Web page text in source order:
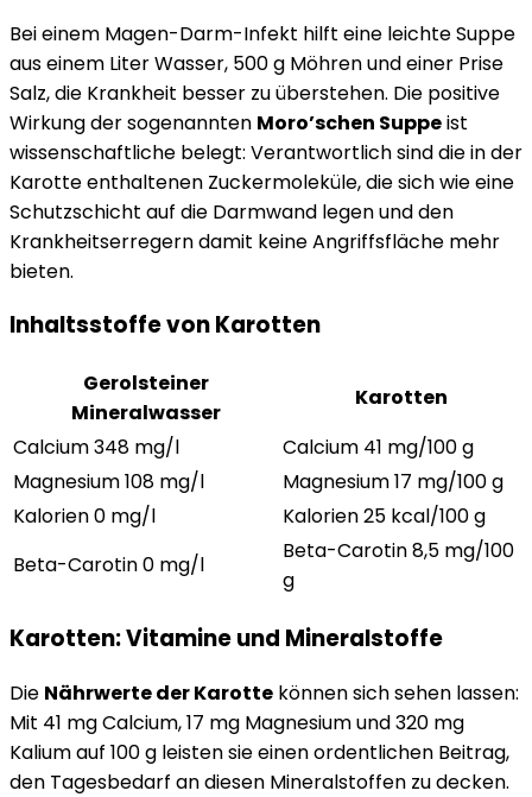
Bei einem Magen-Darm-Infekt hilft eine leichte Suppe
aus einem Liter Wasser, 500 g Möhren und einer Prise
Salz, die Krankheit besser zu überstehen. Die positive
Wirkung der sogenannten Moro’schen Suppeist
wissenschaftliche belegt: Verantwortlich sind die in der
Karotte enthaltenen Zuckermoleküle, die sich wie eine
Schutzschicht auf die Darmwand legen und den
Krankheitserregern damit keine Angriffsfläche mehr
bieten.
Inhaltsstoffe von Karotten
Gerolsteiner
Mineralwasser
Karotten
Calcium 348 mg/l
Calcium 41 mg/100 g
Magnesium 108 mg/l
Magnesium 17 mg/100 g
Kalorien 0 mg/l
Kalorien 25 kcal/100 g
Beta-Carotin 0 mg/l
Beta-Carotin 8,5 mg/100
g
Karotten: Vitamine und Mineralstoffe
Die Nährwerte der Karotte können sich sehen lassen:
Mit 41 mg Calcium, 17 mg Magnesium und 320 mg
Kalium auf 100 g leisten sie einen ordentlichen Beitrag,
den Tagesbedarf an diesen Mineralstoffen zu decken.